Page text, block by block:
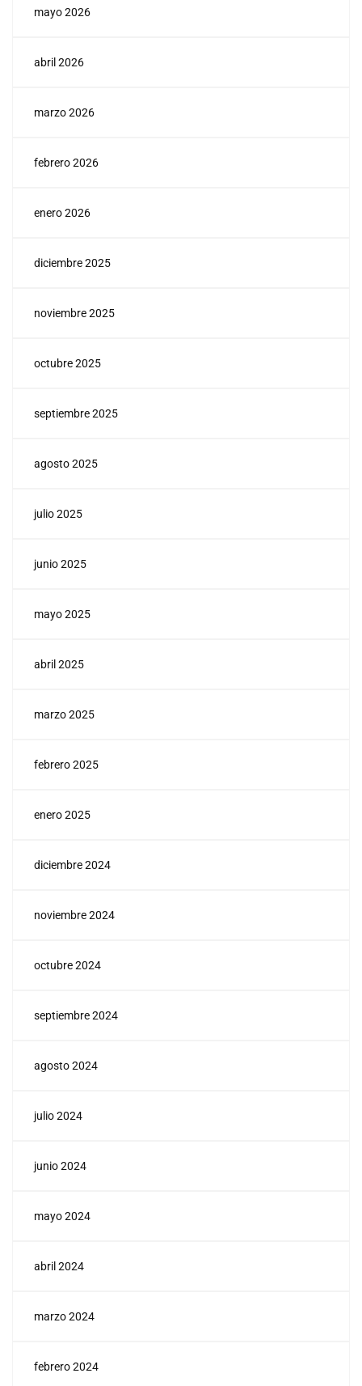
mayo 2026
abril 2026
marzo 2026
febrero 2026
enero 2026
diciembre 2025
noviembre 2025
octubre 2025
septiembre 2025
agosto 2025
julio 2025
junio 2025
mayo 2025
abril 2025
marzo 2025
febrero 2025
enero 2025
diciembre 2024
noviembre 2024
octubre 2024
septiembre 2024
agosto 2024
julio 2024
junio 2024
mayo 2024
abril 2024
marzo 2024
febrero 2024